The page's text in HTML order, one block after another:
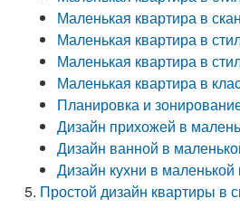
Маленькая квартира в
Маленькая квартира в
Маленькая квартира в
Маленькая квартира в
Планировка и
Дизайн прихожей в
Дизайн ванной в
Дизайн кухни в маленькой
Простой дизайн квартиры в